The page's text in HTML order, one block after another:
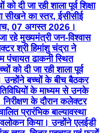
दी जा रही शाला पूर्व शिक्षा
सीखने का स्तर, ईसीसीई
07 अगस्त 2026।
रहे मुख्यमंत्री जन-विश्वास
श्री हिमांशु चंद्रा ने
पंचायत ढाकनी स्थित
को दी जा रही शाला पूर्व
उन्होंने बच्चों के बीच बैठकर
के माध्यम से उनके
के दौरान कलेक्टर
प्रारंभिक बाल्यावस्था
किया। उन्होंने एलईडी